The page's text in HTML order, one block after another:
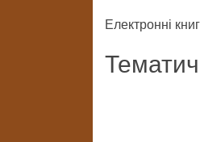
Електронні